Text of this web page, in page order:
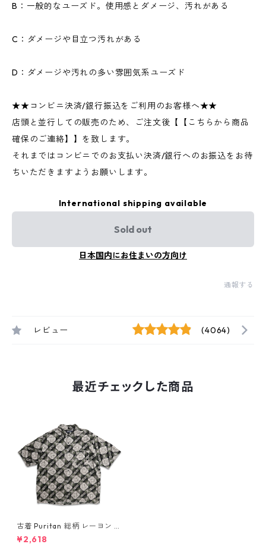
B：一般的なユーズド。使用感とダメージ、汚れがある
C：ダメージや目立つ汚れがある
D：ダメージや汚れの多い雰囲気系ユーズド
★★コンビニ決済/銀行振込をご利用のお客様へ★★
店頭と並行しての販売のため、ご注文後【【こちらから商品
確保のご連絡】】を致します。
それまではコンビニでのお支払い決済/銀行へのお振込をお待
ちいただきますようお願いします。
International shipping available
Sold out
日本国内にお住まいの方向け
通報する
レビュー (4064)
最近チェックした商品
古着 Puritan 総柄 レーヨン 半
袖シャツ ボックスシャツ 表
¥2,618